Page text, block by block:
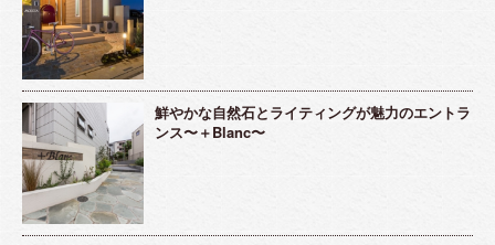
鮮やかな自然石とライティングが魅力のエントラ
ンス〜＋Blanc〜